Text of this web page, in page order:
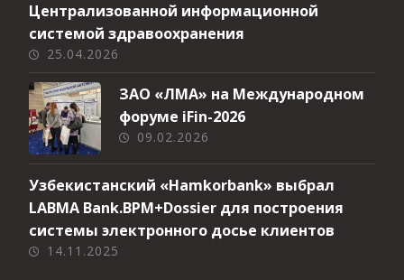
Централизованной информационной
системой здравоохранения
25.04.2026
ЗАО «ЛМА» на Международном
форуме iFin-2026
09.02.2026
Узбекистанский «Hamkorbank» выбрал
LABMA Bank.BPM+Dossier для построения
системы электронного досье клиентов
14.11.2025